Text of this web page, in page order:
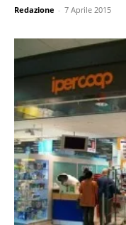
Redazione - 7 Aprile 2015